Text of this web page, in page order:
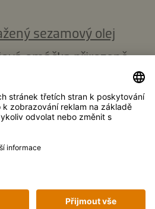
sezamový olej
omáčka přirozeně
ochucovadlo
nadrcených